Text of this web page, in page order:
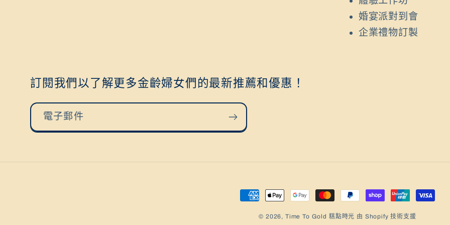
婚宴派對到會
企業禮物訂製
訂閱我們以了解更多金齡婦女們的最新推薦和優惠！
電子郵件
付
© 2026, Time To Gold 糕點時光 由 Shopify 技術支援